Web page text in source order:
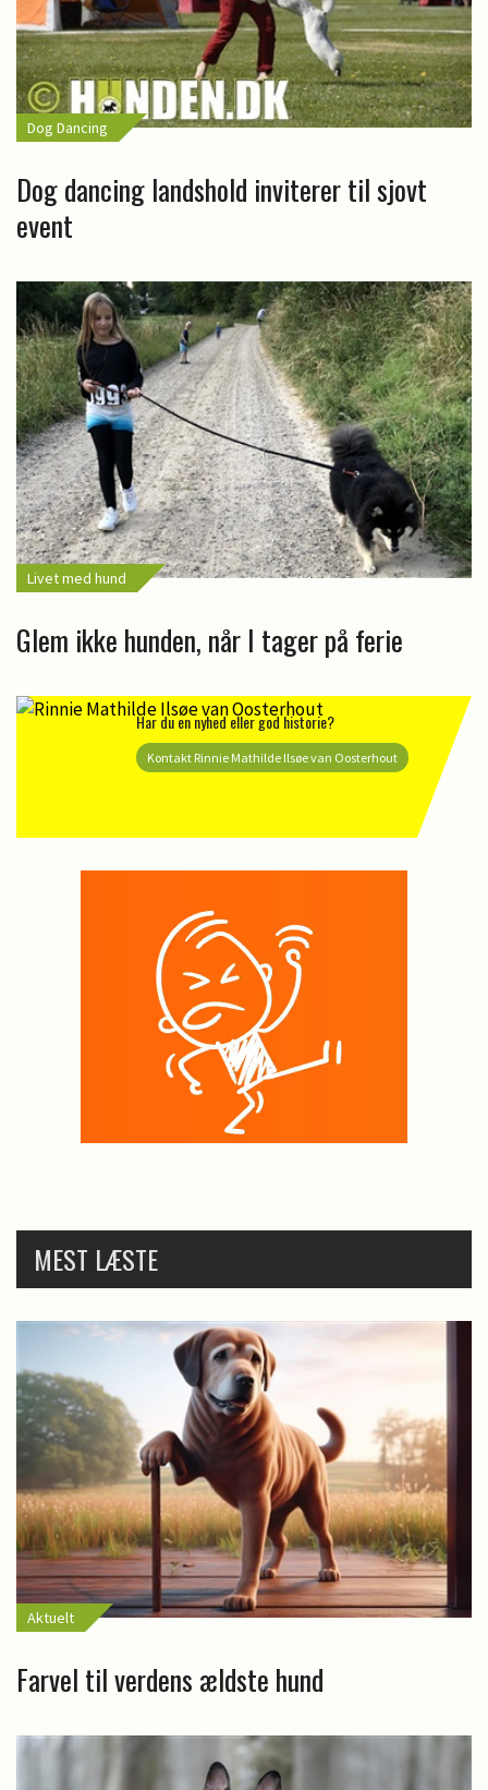
Dog Dancing
Dog dancing landshold inviterer til sjovt
event
Livet med hund
Glem ikke hunden, når I tager på ferie
Har du en nyhed eller god historie?
Kontakt Rinnie Mathilde Ilsøe van Oosterhout
MEST LÆSTE
Aktuelt
Farvel til verdens ældste hund